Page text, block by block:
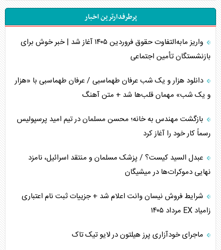
تحلیل جامع پدیده تراستی‌ها
تأثیر جنگ ایران و آمریکا بر اقتصاد جهانی
اربعین، کابوس مشترک تل‌آویو-واشنگتن
برنامه هفتم توسعه در نقطه کور سیاستگذاری
کنوانسیون دریای خزر در راستای منافع ملی است؟
اوکراین بازوی مخرب آمریکا در غرب آسیا
اهمیت راهبردی اردن برای آمریکا
پیام، ظرفیت بالفعل‌نشده تجارت ایران
همسویی عربستان با سنتکام علیه متحدان ایران
پرطرفدارترین اخبار
واریز مابه‌التفاوت حقوق فروردین ۱۴۰۵ آغاز شد | خبر خوش برای
بازنشستگان تأمین اجتماعی
دانلود هزار و یک شب عرفان طهماسبی / عرفان طهماسبی با «هزار
و یک شب» مهمان قلب‌ها شد + متن آهنگ
بازگشت مهندس به خانه؛ محسن مسلمان در تیم امید پرسپولیس
رسماً کار خود را آغاز کرد
عبدل السید کیست؟ / پزشک مسلمان و منتقد اسرائیل، نامزد
نهایی دموکرات‌ها در میشیگان
شرایط فروش نیسان وانت اعلام شد + جزییات ثبت نام اعتباری
زامیاد EX مرداد ۱۴۰۵
ماجرای خودآزاری پرز هیلتون در لایو تیک تاک